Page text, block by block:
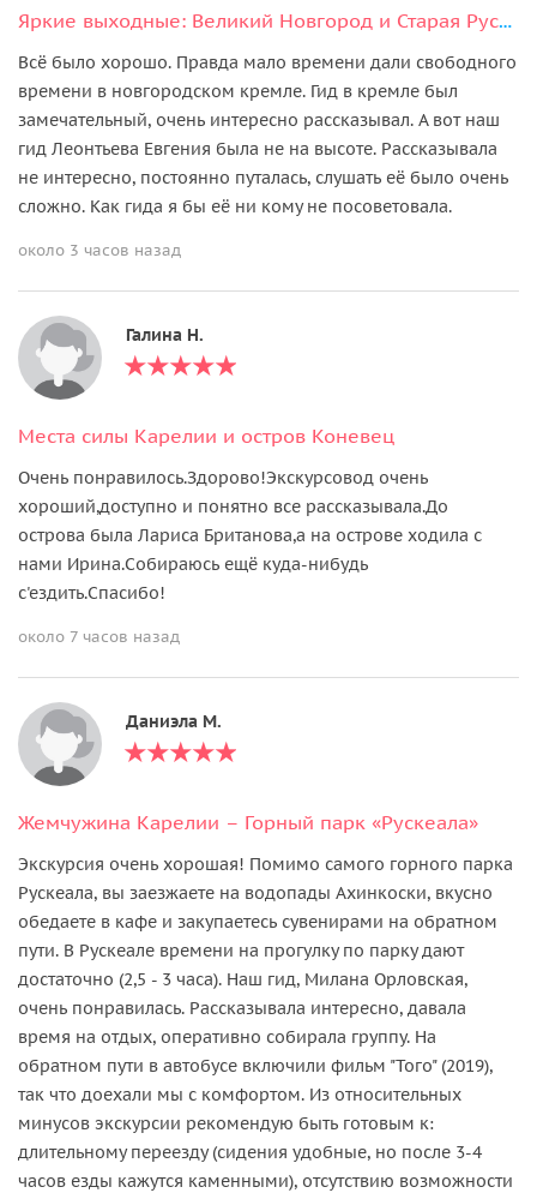
Яркие выходные: Великий Новгород и Старая Русса (2 дня)
Всё было хорошо. Правда мало времени дали свободного
времени в новгородском кремле. Гид в кремле был
замечательный, очень интересно рассказывал. А вот наш
гид Леонтьева Евгения была не на высоте. Рассказывала
не интересно, постоянно путалась, слушать её было очень
сложно. Как гида я бы её ни кому не посоветовала.
около 3 часов назад
Галина Н.
Места силы Карелии и остров Коневец
Очень понравилось.Здорово!Экскурсовод очень
хороший,доступно и понятно все рассказывала.До
острова была Лариса Британова,а на острове ходила с
нами Ирина.Собираюсь ещё куда-нибудь
с'ездить.Спасибо!
около 7 часов назад
Даниэла М.
Жемчужина Карелии – Горный парк «Рускеала»
Экскурсия очень хорошая! Помимо самого горного парка
Рускеала, вы заезжаете на водопады Ахинкоски, вкусно
обедаете в кафе и закупаетесь сувенирами на обратном
пути. В Рускеале времени на прогулку по парку дают
достаточно (2,5 - 3 часа). Наш гид, Милана Орловская,
очень понравилась. Рассказывала интересно, давала
время на отдых, оперативно собирала группу. На
обратном пути в автобусе включили фильм "Того" (2019),
так что доехали мы с комфортом. Из относительных
минусов экскурсии рекомендую быть готовым к:
длительному переезду (сидения удобные, но после 3-4
часов езды кажутся каменными), отсутствию возможности